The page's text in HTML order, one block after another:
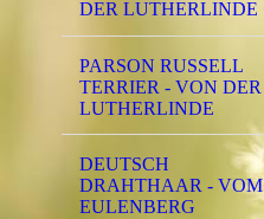
DER LUTHERLINDE
PARSON RUSSELL
TERRIER - VON DER
LUTHERLINDE
DEUTSCH
DRAHTHAAR - VOM
EULENBERG